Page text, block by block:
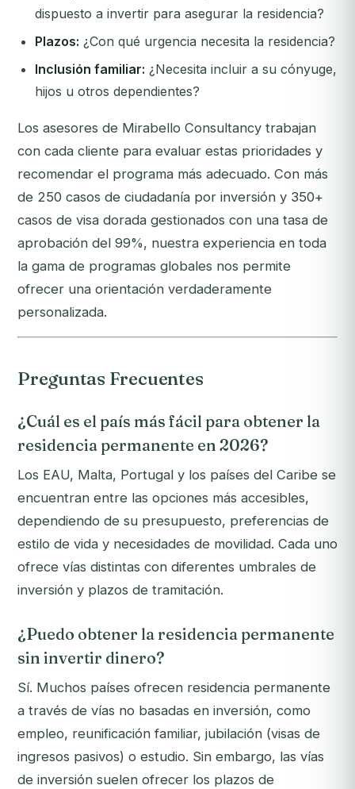
dispuesto a invertir para asegurar la residencia?
Plazos: ¿Con qué urgencia necesita la residencia?
Inclusión familiar: ¿Necesita incluir a su cónyuge,
hijos u otros dependientes?
Los asesores de Mirabello Consultancy trabajan
con cada cliente para evaluar estas prioridades y
recomendar el programa más adecuado. Con más
de 250 casos de ciudadanía por inversión y 350+
casos de visa dorada gestionados con una tasa de
aprobación del 99%, nuestra experiencia en toda
la gama de programas globales nos permite
ofrecer una orientación verdaderamente
personalizada.
Preguntas Frecuentes
¿Cuál es el país más fácil para obtener la
residencia permanente en 2026?
Los EAU, Malta, Portugal y los países del Caribe se
encuentran entre las opciones más accesibles,
dependiendo de su presupuesto, preferencias de
estilo de vida y necesidades de movilidad. Cada uno
ofrece vías distintas con diferentes umbrales de
inversión y plazos de tramitación.
¿Puedo obtener la residencia permanente
sin invertir dinero?
Sí. Muchos países ofrecen residencia permanente
a través de vías no basadas en inversión, como
empleo, reunificación familiar, jubilación (visas de
ingresos pasivos) o estudio. Sin embargo, las vías
de inversión suelen ofrecer los plazos de